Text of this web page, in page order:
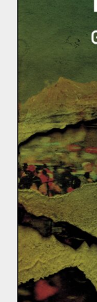
détruire de
turcs ont fait
affirme Gaïdz
spécialiste du
conflit a
devient, avec
redoutable
Turquie
Orient.
moins
ainsi
socioculturelle
Du côté de
Face aux